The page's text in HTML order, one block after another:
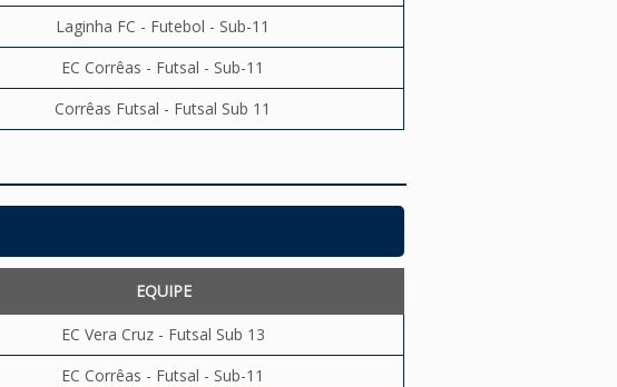
Laginha FC - Futebol - Sub-11
EC Corrêas - Futsal - Sub-11
Corrêas Futsal - Futsal Sub 11
EQUIPE
EC Vera Cruz - Futsal Sub 13
EC Corrêas - Futsal - Sub-11